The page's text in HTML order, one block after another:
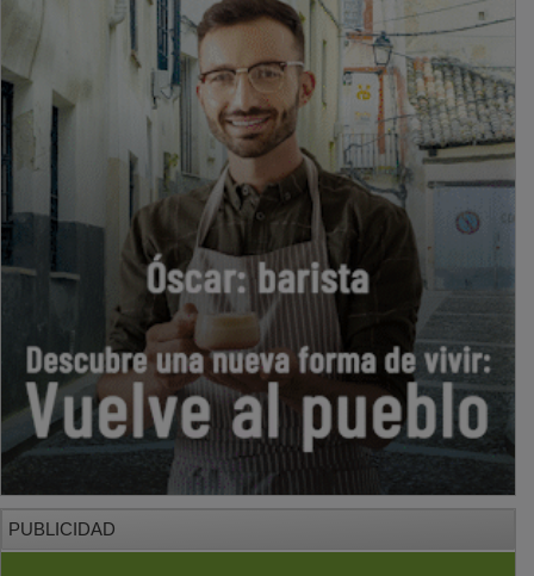
PUBLICIDAD